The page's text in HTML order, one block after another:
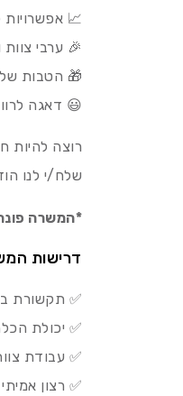
📈 אפשרויות
🎉 ערבי צוות
🎁 הטבות
😃 דאגה
רוצה להיות
שלח/י לנו
*המשרה
דרישות
✅ תקשורת
✅ יכולת
✅ עבודת
✅ רצון